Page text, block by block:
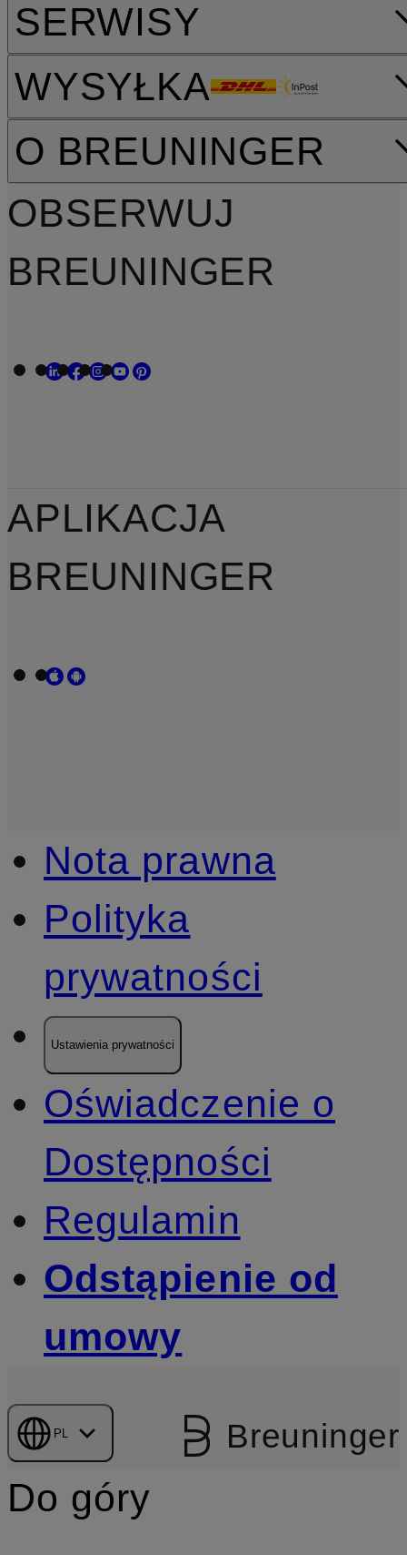
SERWISY
WYSYŁKA
O BREUNINGER
OBSERWUJ
BREUNINGER
APLIKACJA
BREUNINGER
Nota prawna
Polityka
prywatności
Ustawienia prywatności
Oświadczenie o
Dostępności
Regulamin
Odstąpienie od
umowy
PL Breuninger
Do góry